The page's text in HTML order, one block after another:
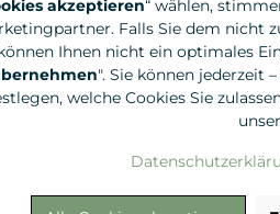
Annemarie Börlind
ENERGYNATURE
Abschwellendes
24,95 €*
akzeptieren“ wählen,
Falls Sie dem nicht
Ihnen nicht ein optimales
". Sie können jederzeit
welche Cookies Sie